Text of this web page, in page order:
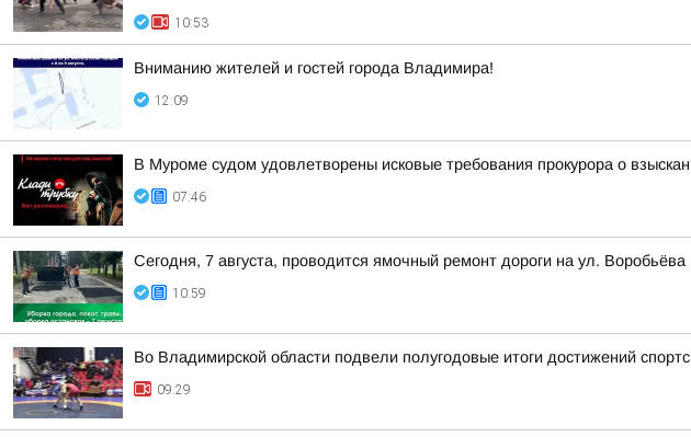
10:53
Вниманию жителей и гостей города Владимира!
12:09
В Муроме судом удовлетворены исковые требования прокурора о
07:46
Сегодня, 7 августа, проводится ямочный ремонт дороги на ул. Воробьёва
10:59
Во Владимирской области подвели полугодовые итоги достижений
09:29